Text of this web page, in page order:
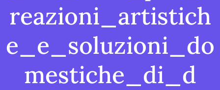
reazioni_artistich
e_e_soluzioni_do
mestiche_di_d